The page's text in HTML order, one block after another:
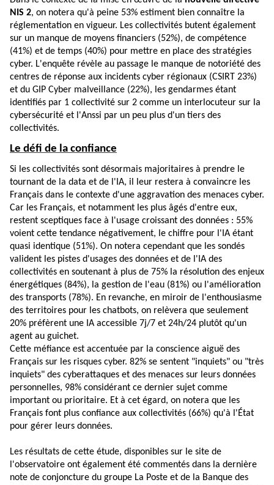
NIS 2, on notera qu'à peine 53% estiment bien connaître la
réglementation en vigueur. Les collectivités butent également
sur un manque de moyens financiers (52%), de compétence
(41%) et de temps (40%) pour mettre en place des stratégies
cyber. L'enquête révèle au passage le manque de notoriété des
centres de réponse aux incidents cyber régionaux (CSIRT 23%)
et du GIP Cyber malveillance (22%), les gendarmes étant
identifiés par 1 collectivité sur 2 comme un interlocuteur sur la
cybersécurité et l'Anssi par un peu plus d'un tiers des
collectivités.
Le défi de la confiance
Si les collectivités sont désormais majoritaires à prendre le
tournant de la data et de l'IA, il leur restera à convaincre les
Français dans le contexte d'une aggravation des menaces cyber.
Car les Français, et notamment les plus âgés d'entre eux,
restent sceptiques face à l'usage croissant des données : 55%
voient cette tendance négativement, le chiffre pour l'IA étant
quasi identique (51%). On notera cependant que les sondés
valident les pistes d'usages des données et de l'IA des
collectivités en soutenant à plus de 75% la résolution des enjeux
énergétiques (84%), la gestion de l'eau (81%) ou l'amélioration
des transports (78%). En revanche, en miroir de l'enthousiasme
des territoires pour les chatbots, on relèvera que seulement
20% préfèrent une IA accessible 7j/7 et 24h/24 plutôt qu'un
agent au guichet.
Cette méfiance est accentuée par la conscience aiguë des
Français sur les risques cyber. 82% se sentent "inquiets" ou "très
inquiets" des cyberattaques et des menaces sur leurs données
personnelles, 98% considérant ce dernier sujet comme
important ou prioritaire. Et à cet égard, on notera que les
Français font plus confiance aux collectivités (66%) qu'à l'État
pour gérer leurs données.
Les résultats de cette étude, disponibles sur le site de
l'observatoire ont également été commentés dans la dernière
note de conjoncture du groupe La Poste et de la Banque des